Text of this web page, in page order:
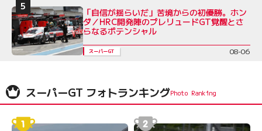
「自信が揺らいだ」苦境からの初優勝。ホン
ダ／HRC開発陣のプレリュードGT覚醒とさ
らなるポテンシャル
スーパーGT 08-06
スーパーGT フォトランキング